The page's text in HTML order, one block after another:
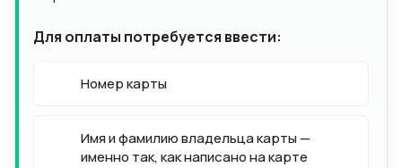
Для оплаты потребуется ввести:
Номер карты
Имя и фамилию владельца карты —
именно так, как написано на карте